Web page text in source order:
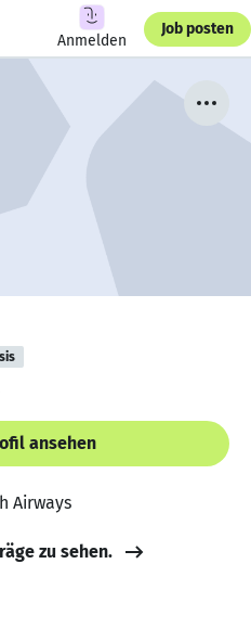
Anmelden
Job posten
ansehen
Airways
zu sehen.